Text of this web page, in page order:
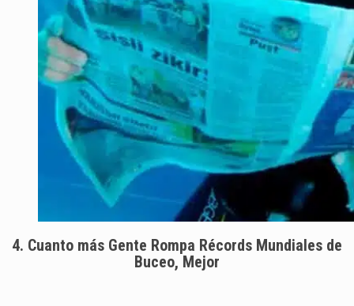
4. Cuanto más Gente Rompa Récords Mundiales de
Buceo, Mejor